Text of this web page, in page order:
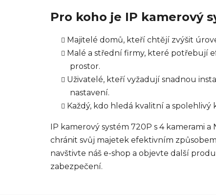
Pro koho je IP kamerový
Majitelé domů, kteří chtějí zvýšit
Malé a střední firmy, které potřebují
prostor.
Uživatelé, kteří vyžadují snadnou
nastavení.
Každý, kdo hledá kvalitní a
IP kamerový systém 720P s 4 kamerami
chránit svůj majetek efektivním
navštivte náš e-shop a objevte další
zabezpečení.